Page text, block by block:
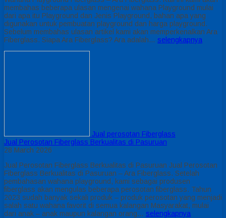
membahas beberapa ulasan mengenai wahana Playground mulai
dari apa itu Playground dan Jenis Playground, bahan apa yang
digunakan untuk pembuatan playground dan harga playground.
Sebelum membahas ulasan artikel kami akan memperkenalkan Ara
Fiberglass. Siapa Ara Fiberglass? Ara adalah… selengkapnya
Jual perosotan Fiberglass
Jual Perosotan Fiberglass Berkualitas di Pasuruan
28 March 2026
Jual Perosotan Fiberglass Berkualitas di Pasuruan Jual Perosotan
Fiberglass Berkualitas di Pasuruan – Ara Fiberglass. Setelah
pembahasan wahana playground, kami sebagai produsen
fiberglass akan mengulas beberapa perosotan fiberglass. Tahun
2023 sudah banyak sekali produk – produk perosotan yang menjadi
salah satu wahana favorit di semua kalangan Masyarakat, mulai
dari anak – anak maupun kalangan orang… selengkapnya